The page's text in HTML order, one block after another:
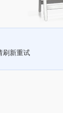
刷新重试